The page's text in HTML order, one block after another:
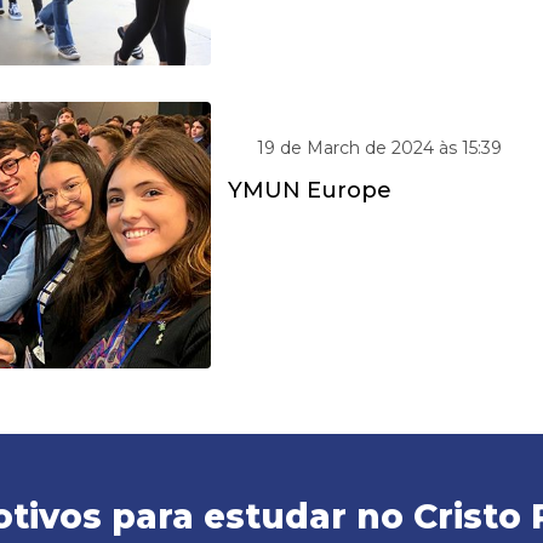
19 de March de 2024 às 15:39
YMUN Europe
para estudar no Cristo